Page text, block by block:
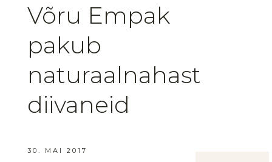
Võru Empak
pakub
naturaalnahast
diivaneid
30. MAI 2017